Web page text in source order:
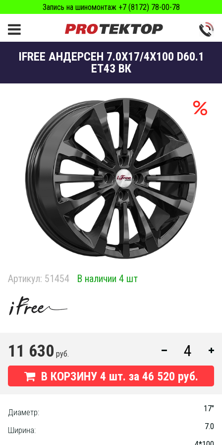
Запись на шиномонтаж +7 (8172) 78-00-78
IFREE АНДЕРСЕН 7.0X17/4X100 D60.1
ET43 ВК
Артикул: 51454 В наличии 4 шт
11 630 руб.
В КОРЗИНУ 4 шт. за 46 520 руб.
Диаметр: 17"
Ширина: 7.0